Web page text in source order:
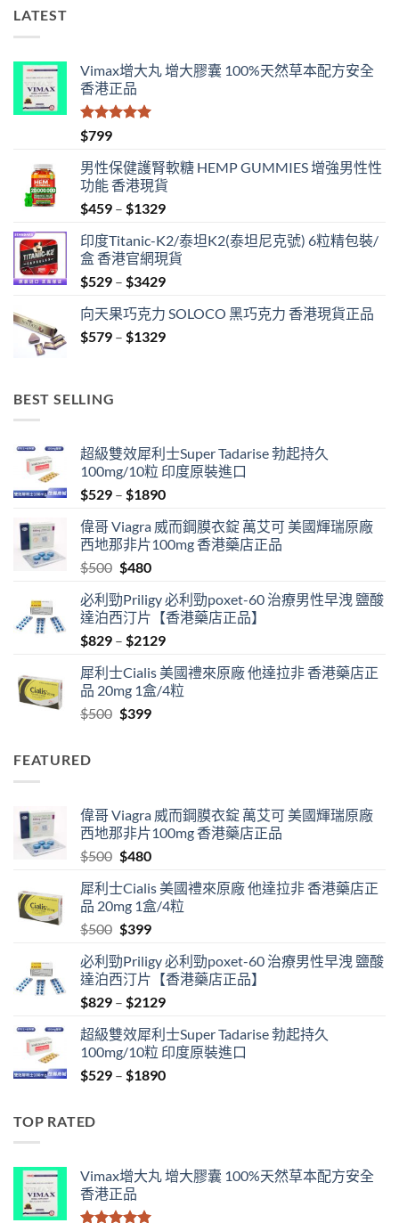
LATEST
Vimax增大丸 增大膠囊 100%天然草本配方安全
香港正品
評分
滿分 5
$799
男性保健護腎軟糖 HEMP GUMMIES 增強男性性
功能 香港現貨
$459 – $1329Price
$459
through
$1329
印度Titanic-K2/泰坦K2(泰坦尼克號) 6粒精包裝/
盒 香港官網現貨
$529 – $3429Price
$529
through
向天果巧克力 SOLOCO 黑巧克力 香港現貨正品
$579 – $1329Price
BEST SELLING
超級雙效犀利士Super Tadarise 勃起持久
100mg/10粒 印度原裝進口
$529 – $1890Price
$529
through
偉哥 Viagra 威而鋼膜衣錠 萬艾可 美國輝瑞原廠
西地那非片100mg 香港藥店正品
$500 Original
was:
$500.
$480Current
is:
$480.
必利勁Priligy 必利勁poxet-60 治療男性早洩 鹽酸
達泊西汀片【香港藥店正品】
$829 – $2129Price
$829
through
犀利士Cialis 美國禮來原廠 他達拉非 香港藥店正
品 20mg 1盒/4粒
$500 Original
$399Current
FEATURED
偉哥 Viagra 威而鋼膜衣錠 萬艾可 美國輝瑞原廠
西地那非片100mg 香港藥店正品
$500 Original
was:
$500.
$480Current
is:
$480.
犀利士Cialis 美國禮來原廠 他達拉非 香港藥店正
品 20mg 1盒/4粒
$500 Original
was:
$500.
$399Current
is:
$399.
必利勁Priligy 必利勁poxet-60 治療男性早洩 鹽酸
達泊西汀片【香港藥店正品】
$829 – $2129Price
$829
through
$2129
超級雙效犀利士Super Tadarise 勃起持久
100mg/10粒 印度原裝進口
$529 – $1890Price
TOP RATED
Vimax增大丸 增大膠囊 100%天然草本配方安全
香港正品